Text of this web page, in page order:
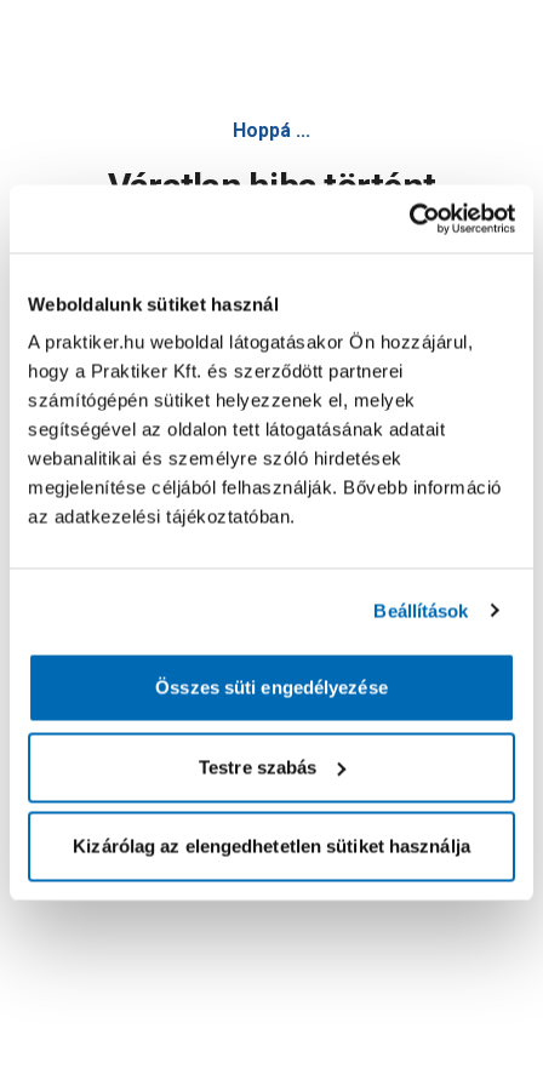
Weboldalunk sütiket használ
A praktiker.hu weboldal látogatásakor Ön hozzájárul,
hogy a Praktiker Kft. és szerződött partnerei
számítógépén sütiket helyezzenek el, melyek
segítségével az oldalon tett látogatásának adatait
webanalitikai és személyre szóló hirdetések
megjelenítése céljából felhasználják. Bővebb információ
az adatkezelési tájékoztatóban.
Beállítások
Összes süti engedélyezése
Testre szabás
Kizárólag az elengedhetetlen sütiket használja
Hoppá ...
Váratlan hiba történt
Oldal újratöltése